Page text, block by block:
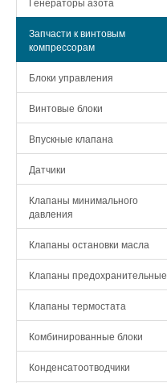
Запчасти к винтовым
компрессорам
Блоки управления
Винтовые блоки
Впускные клапана
Датчики
Клапаны минимального
давления
Клапаны остановки масла
Клапаны предохранительные
Клапаны термостата
Комбинированные блоки
Конденсатоотводчики